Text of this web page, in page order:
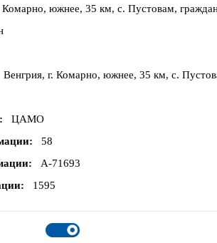
Комарно, южнее, 35 км, с. Пустовам,
Венгрия, г. Комарно, южнее, 35 км, с.
ЦАМО
58
А-71693
1595